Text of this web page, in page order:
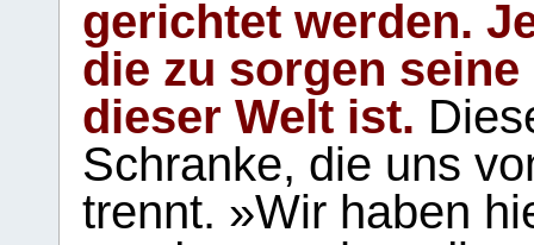
gerichtet werden.
die zu sorgen
dieser Welt ist.
Schranke, die uns
trennt. »Wir haben